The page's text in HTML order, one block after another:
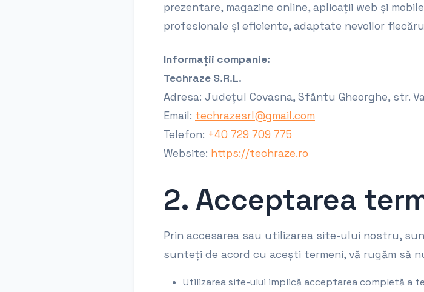
prezentare, magazine online, aplicații web și
profesionale și eficiente, adaptate nevoilor
Informații companie:
Techraze S.R.L.
Adresa: Județul Covasna, Sfântu Gheorghe, str.
Email: techrazesrl@gmail.com
Telefon: +40 729 709 775
Website: https://techraze.ro
2. Acceptarea
Prin accesarea sau utilizarea site-ului nostru,
sunteți de acord cu acești termeni, vă rugăm să
Utilizarea site-ului implică acceptarea completă a